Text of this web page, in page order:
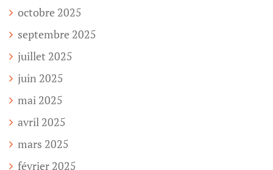
octobre 2025
septembre 2025
juillet 2025
juin 2025
mai 2025
avril 2025
mars 2025
février 2025